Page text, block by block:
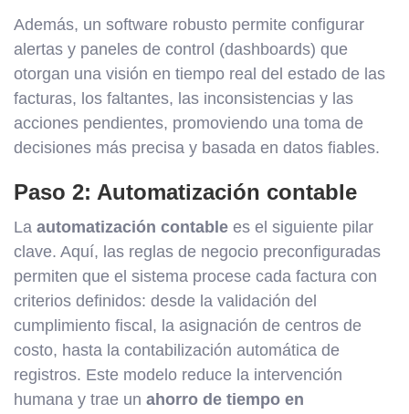
Además, un software robusto permite configurar
alertas y paneles de control (dashboards) que
otorgan una visión en tiempo real del estado de las
facturas, los faltantes, las inconsistencias y las
acciones pendientes, promoviendo una toma de
decisiones más precisa y basada en datos fiables.
Paso 2: Automatización contable
La automatización contable es el siguiente pilar
clave. Aquí, las reglas de negocio preconfiguradas
permiten que el sistema procese cada factura con
criterios definidos: desde la validación del
cumplimiento fiscal, la asignación de centros de
costo, hasta la contabilización automática de
registros. Este modelo reduce la intervención
humana y trae un ahorro de tiempo en